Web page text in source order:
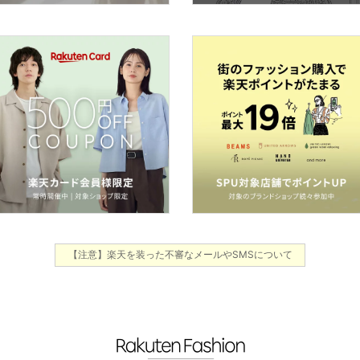
【注意】楽天を装った不審なメールやSMSについて